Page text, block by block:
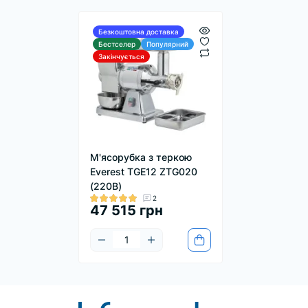
Безкоштовна доставка
Бестселер
Популярний
Закінчується
М'ясорубка з теркою
Everest TGE12 ZTG020
(220В)
2
47 515 грн